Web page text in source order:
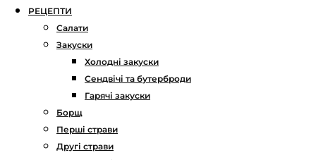
РЕЦЕПТИ
Салати
Закуски
Холодні закуски
Сендвічі та бутерброди
Гарячі закуски
Борщ
Перші страви
Другі страви